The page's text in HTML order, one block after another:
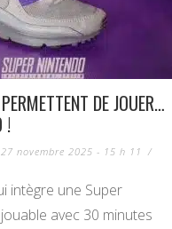
DE JOUER…
!
27 novembre 2025 - 15 h 11 /
intègre une Super
avec 30 minutes